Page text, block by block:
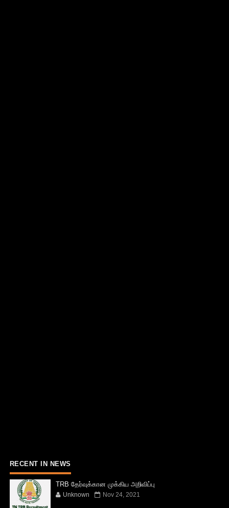
RECENT IN NEWS
TRB தேர்வுக்கான முக்கிய அறிவிப்பு
Unknown Nov 24, 2021